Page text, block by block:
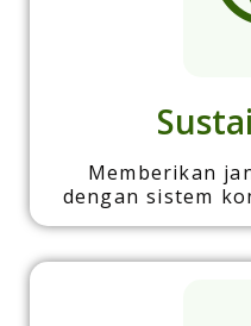
Memberikan
dengan sistem